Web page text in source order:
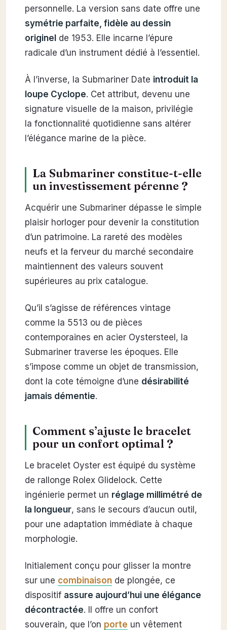
personnelle. La version sans date offre une
symétrie parfaite, fidèle au dessin
originelde 1953. Elle incarne l’épure
radicale d’un instrument dédié à l’essentiel.
À l’inverse, la Submariner Date introduit la
loupe Cyclope. Cet attribut, devenu une
signature visuelle de la maison, privilégie
la fonctionnalité quotidienne sans altérer
l’élégance marine de la pièce.
La Submariner constitue-t-elle
un investissement pérenne ?
Acquérir une Submariner dépasse le simple
plaisir horloger pour devenir la constitution
d’un patrimoine. La rareté des modèles
neufs et la ferveur du marché secondaire
maintiennent des valeurs souvent
supérieures au prix catalogue.
Qu’il s’agisse de références vintage
comme la 5513 ou de pièces
contemporaines en acier Oystersteel, la
Submariner traverse les époques. Elle
s’impose comme un objet de transmission,
dont la cote témoigne d’une désirabilité
jamais démentie.
Comment s’ajuste le bracelet
pour un confort optimal ?
Le bracelet Oyster est équipé du système
de rallonge Rolex Glidelock. Cette
ingénierie permet un réglage millimétré de
la longueur, sans le secours d’aucun outil,
pour une adaptation immédiate à chaque
morphologie.
Initialement conçu pour glisser la montre
sur une combinaisonde plongée, ce
dispositif assure aujourd’hui une élégance
décontractée. Il offre un confort
souverain, que l’on porte un vêtement